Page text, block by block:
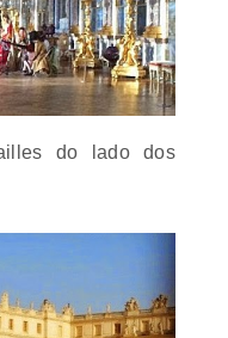
do lado dos